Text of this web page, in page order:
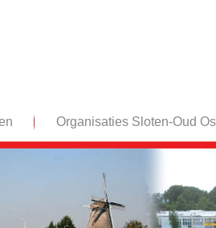
Organisaties Sloten-Oud